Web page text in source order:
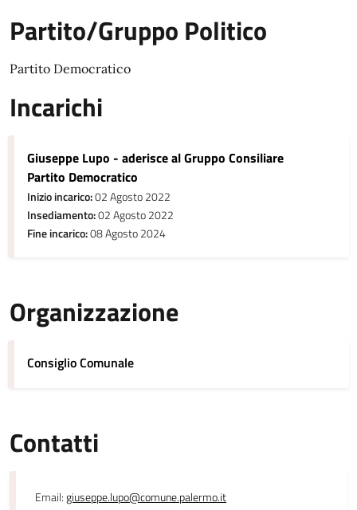
Partito/Gruppo Politico
Partito Democratico
Incarichi
Giuseppe Lupo - aderisce al Gruppo Consiliare
Partito Democratico
Inizio incarico:02 Agosto 2022
Insediamento:02 Agosto 2022
Fine incarico:08 Agosto 2024
Organizzazione
Consiglio Comunale
Contatti
Email:giuseppe.lupo@comune.palermo.it